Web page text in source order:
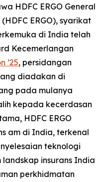
HDFC ERGO General
ERGO), syarikat
di India telah
Kecemerlangan
’25, persidangan
diadakan di
pada mulanya
kepada kecerdasan
HDFC ERGO
am di India, terkenal
teknologi
insurans India
perkhidmatan